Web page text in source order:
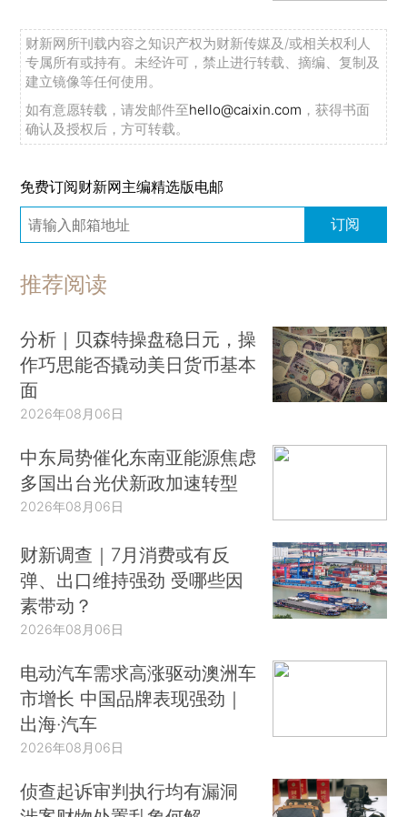
财新网所刊载内容之知识产权为财新传媒及/或相关权利人
专属所有或持有。未经许可，禁止进行转载、摘编、复制及
建立镜像等任何使用。
如有意愿转载，请发邮件至hello@caixin.com ，获得书面
确认及授权后，方可转载。
免费订阅财新网主编精选版电邮
订阅
推荐阅读
分析｜贝森特操盘稳日元，操
作巧思能否撬动美日货币基本
面
2026年08月06日
中东局势催化东南亚能源焦虑
多国出台光伏新政加速转型
2026年08月06日
财新调查｜7月消费或有反
弹、出口维持强劲 受哪些因
素带动？
2026年08月06日
电动汽车需求高涨驱动澳洲车
市增长 中国品牌表现强劲｜
出海·汽车
2026年08月06日
侦查起诉审判执行均有漏洞